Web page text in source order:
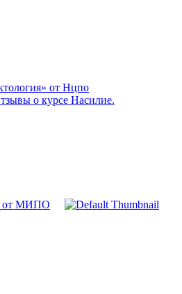
от Нцпо
о курсе Насилие.
от МИПО